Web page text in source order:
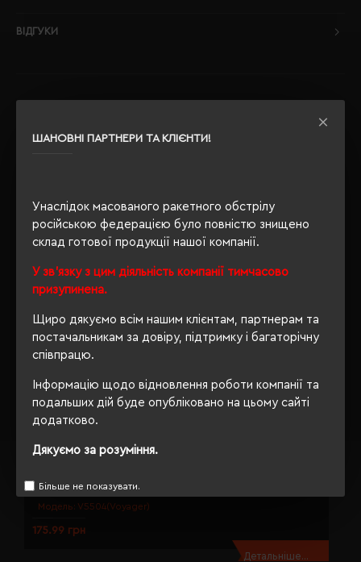
ШАНОВНІ ПАРТНЕРИ ТА КЛІЄНТИ!
Унаслідок масованого ракетного обстрілу
російською федерацією було повністю знищено
склад готової продукції нашої компанії.
У зв'язку з цим діяльність компанії тимчасово
призупинена.
Щиро дякуємо всім нашим клієнтам, партнерам та
постачальникам за довіру, підтримку і багаторічну
співпрацю.
Інформацію щодо відновлення роботи компанії та
подальших дій буде опубліковано на цьому сайті
додатково.
Дякуємо за розуміння.
Більше не показувати.
ВІДГУКИ
Модель: V5504(Voyager)
175.99 грн
Детальніше...